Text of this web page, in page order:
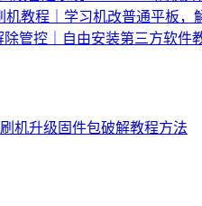
机教程｜学习机改普通平板，
除管控｜自由安装第三方软件
机升级固件包破解教程方法